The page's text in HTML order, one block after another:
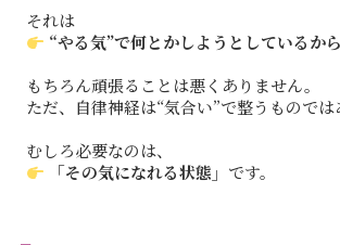
それは
“やる気”で何とかしようとしているから
もちろん頑張ることは悪くありません。
ただ、自律神経は“気合い”で整うものでは
むしろ必要なのは、
「その気になれる状態」 です。